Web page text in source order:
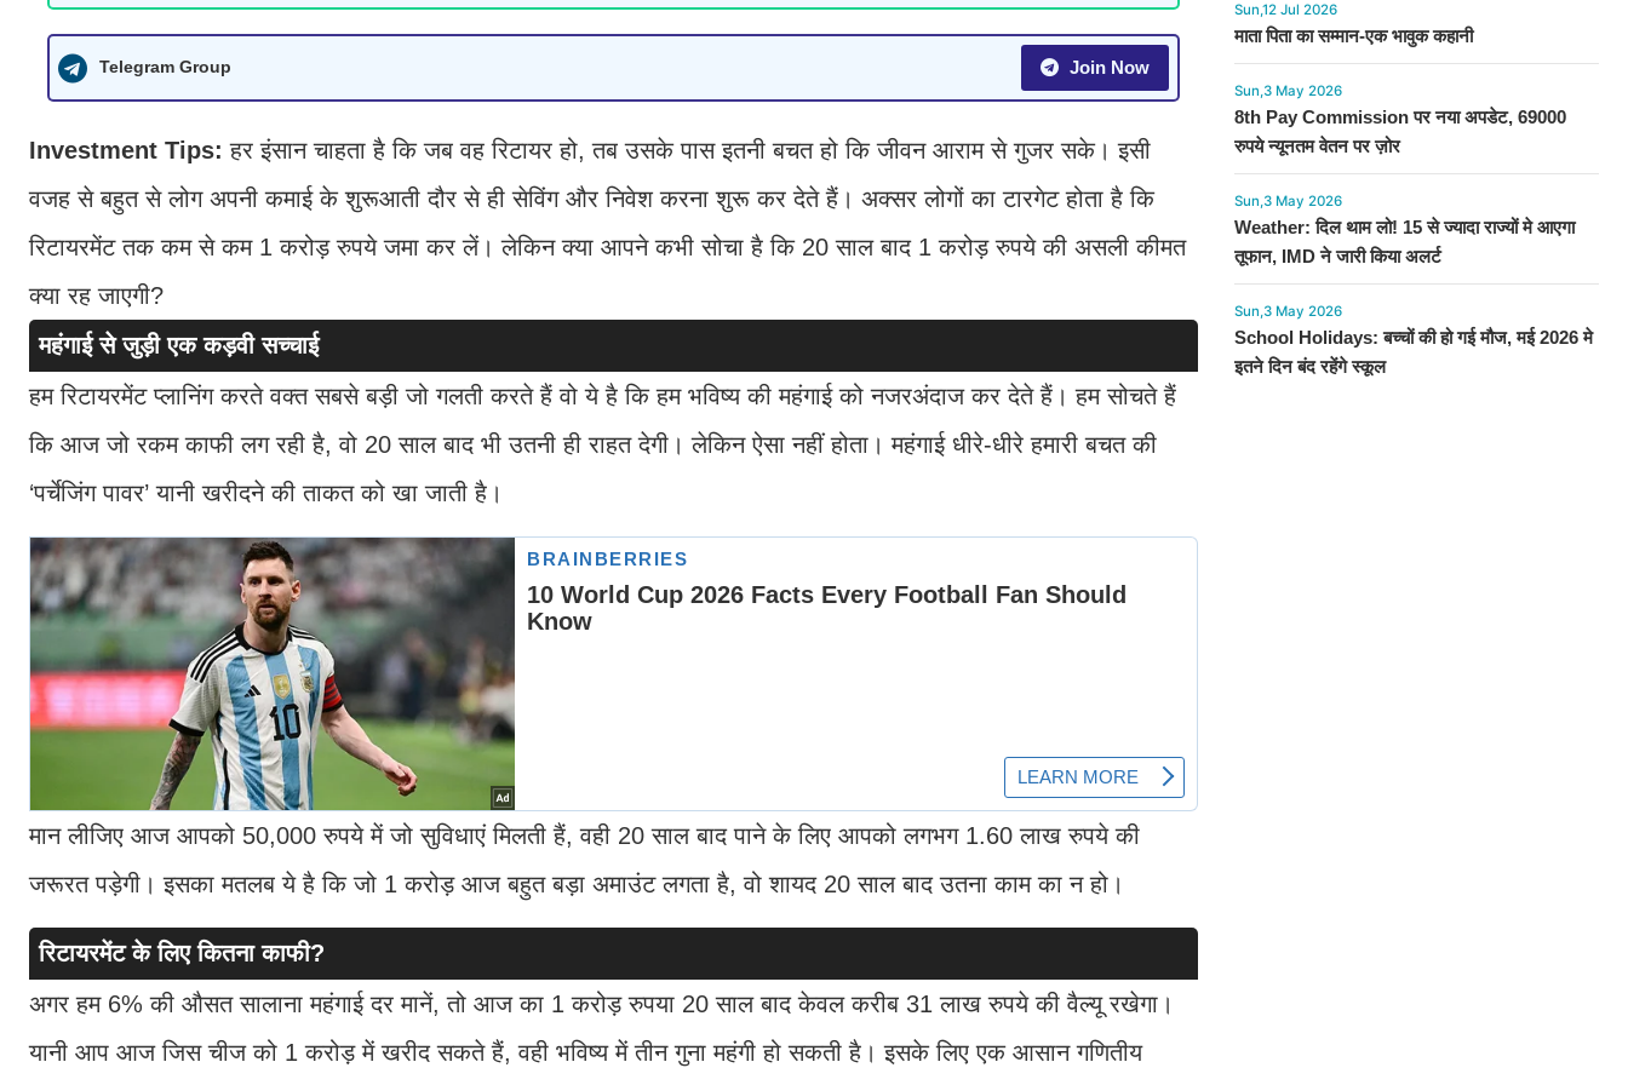
Telegram Group Join Now
Investment Tips:हर इंसान चाहता है कि जब वह रिटायर हो, तब उसके पास इतनी बचत हो कि जीवन आराम से गुजर सके। इसी
वजह से बहुत से लोग अपनी कमाई के शुरूआती दौर से ही सेविंग और निवेश करना शुरू कर देते हैं। अक्सर लोगों का टारगेट होता है कि
रिटायरमेंट तक कम से कम 1 करोड़ रुपये जमा कर लें। लेकिन क्या आपने कभी सोचा है कि 20 साल बाद 1 करोड़ रुपये की असली कीमत
क्या रह जाएगी?
महंगाई से जुड़ी एक कड़वी सच्चाई
हम रिटायरमेंट प्लानिंग करते वक्त सबसे बड़ी जो गलती करते हैं वो ये है कि हम भविष्य की महंगाई को नजरअंदाज कर देते हैं। हम सोचते हैं
कि आज जो रकम काफी लग रही है, वो 20 साल बाद भी उतनी ही राहत देगी। लेकिन ऐसा नहीं होता। महंगाई धीरे-धीरे हमारी बचत की
‘पर्चेजिंग पावर’ यानी खरीदने की ताकत को खा जाती है।
मान लीजिए आज आपको 50,000 रुपये में जो सुविधाएं मिलती हैं, वही 20 साल बाद पाने के लिए आपको लगभग 1.60 लाख रुपये की
जरूरत पड़ेगी। इसका मतलब ये है कि जो 1 करोड़ आज बहुत बड़ा अमाउंट लगता है, वो शायद 20 साल बाद उतना काम का न हो।
रिटायरमेंट के लिए कितना काफी?
अगर हम 6% की औसत सालाना महंगाई दर मानें, तो आज का 1 करोड़ रुपया 20 साल बाद केवल करीब 31 लाख रुपये की वैल्यू रखेगा।
यानी आप आज जिस चीज को 1 करोड़ में खरीद सकते हैं, वही भविष्य में तीन गुना महंगी हो सकती है। इसके लिए एक आसान गणितीय
Sun,12 Jul 2026
माता पिता का सम्मान-एक भावुक कहानी
Sun,3 May 2026
8th Pay Commission पर नया अपडेट, 69000
रुपये न्यूनतम वेतन पर ज़ोर
Sun,3 May 2026
Weather: दिल थाम लो! 15 से ज्यादा राज्यों मे आएगा
तूफान, IMD ने जारी किया अलर्ट
Sun,3 May 2026
School Holidays: बच्चों की हो गई मौज, मई 2026 मे
इतने दिन बंद रहेंगे स्कूल